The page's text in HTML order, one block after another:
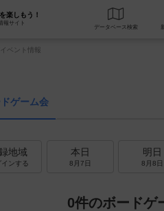
楽しもう！
報サイト
データベース
ベント情報
ゲーム会
地域
インする
本日
8月7日
明日
8月8日
0件のボードゲ